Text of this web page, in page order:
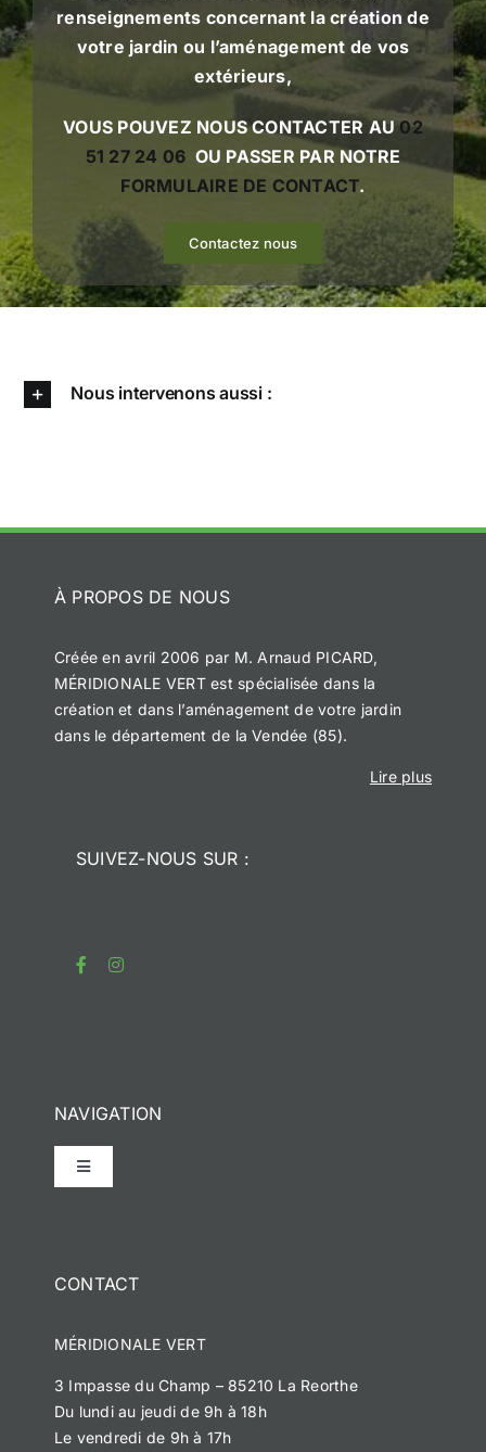
renseignements concernant la création de
votre jardin ou l’aménagement de vos
extérieurs,
VOUS POUVEZ NOUS CONTACTER AU02
51 27 24 06 OU PASSER PAR NOTRE
FORMULAIRE DE CONTACT.
Contactez nous
Nous intervenons aussi :
À PROPOS DE NOUS
Créée en avril 2006 par M. Arnaud PICARD,
MÉRIDIONALE VERT est spécialisée dans la
création et dans l’aménagement de votre jardin
dans le département de la Vendée (85).
Lire plus
SUIVEZ-NOUS SUR :
NAVIGATION
Toggle
Navigation
Notre histoire
Méridionale Services
CONTACT
MÉRIDIONALE VERT
3 Impasse du Champ – 85210 La Reorthe
Du lundi au jeudi de 9h à 18h
Le vendredi de 9h à 17h